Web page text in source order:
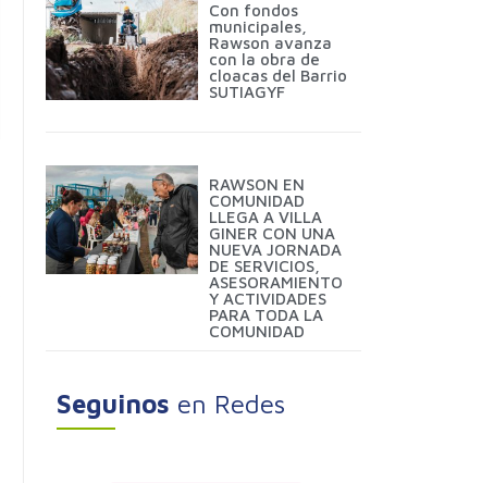
Con fondos
municipales,
Rawson avanza
con la obra de
cloacas del Barrio
SUTIAGYF
RAWSON EN
COMUNIDAD
LLEGA A VILLA
GINER CON UNA
NUEVA JORNADA
DE SERVICIOS,
ASESORAMIENTO
Y ACTIVIDADES
PARA TODA LA
COMUNIDAD
Seguinos en Redes